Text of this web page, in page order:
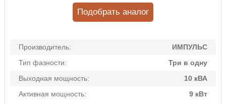
Производитель:
ИМПУЛЬС
Тип фазности:
Три в одну
Выходная мощность:
10 кВА
Активная мощность:
9 кВт
Подобрать аналог